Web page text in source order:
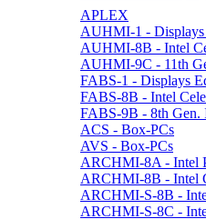
APLEX
AUHMI-1 -
AUHMI-8B - Intel
AUHMI-9C - 11th
FABS-1 - Displays
FABS-8B - Intel
FABS-9B - 8th Gen.
ACS - Box-PCs
AVS - Box-PCs
ARCHMI-8A - Intel
ARCHMI-8B - Intel
ARCHMI-S-8B -
ARCHMI-S-8C -